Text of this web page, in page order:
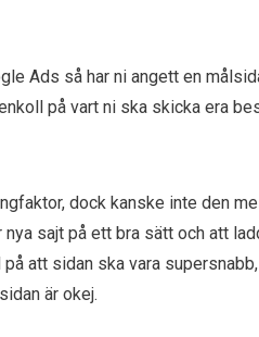
Ads så har ni angett en
på vart ni ska skicka era
dock kanske inte den
nya sajt på ett bra sätt och att
att sidan ska vara
är okej.